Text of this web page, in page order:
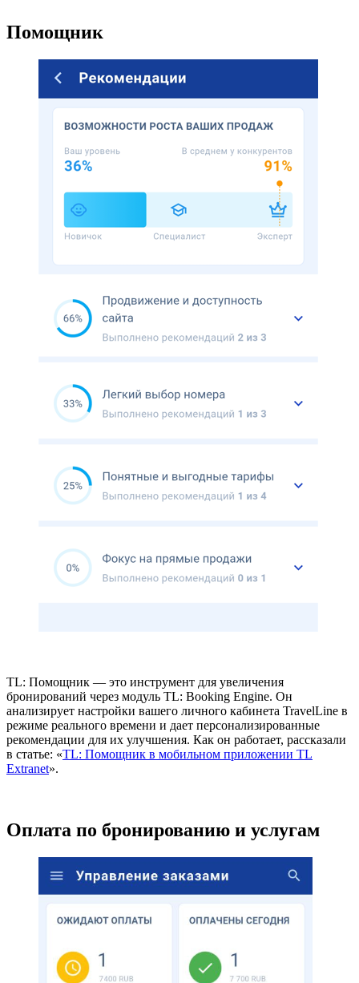
Помощник
TL: Помощник — это инструмент для увеличения
бронирований через модуль TL: Booking Engine. Он
анализирует настройки вашего личного кабинета TravelLine в
режиме реального времени и дает персонализированные
рекомендации для их улучшения. Как он работает, рассказали
в статье: «TL: Помощник в мобильном приложении TL
Extranet».
Оплата по бронированию и услугам